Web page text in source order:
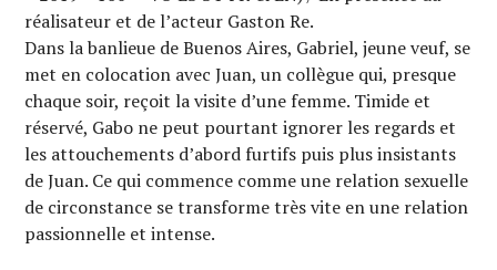
réalisateur et de l’acteur Gaston Re.
Dans la banlieue de Buenos Aires, Gabriel, jeune veuf, se
met en colocation avec Juan, un collègue qui, presque
chaque soir, reçoit la visite d’une femme. Timide et
réservé, Gabo ne peut pourtant ignorer les regards et
les attouchements d’abord furtifs puis plus insistants
de Juan. Ce qui commence comme une relation sexuelle
de circonstance se transforme très vite en une relation
passionnelle et intense.